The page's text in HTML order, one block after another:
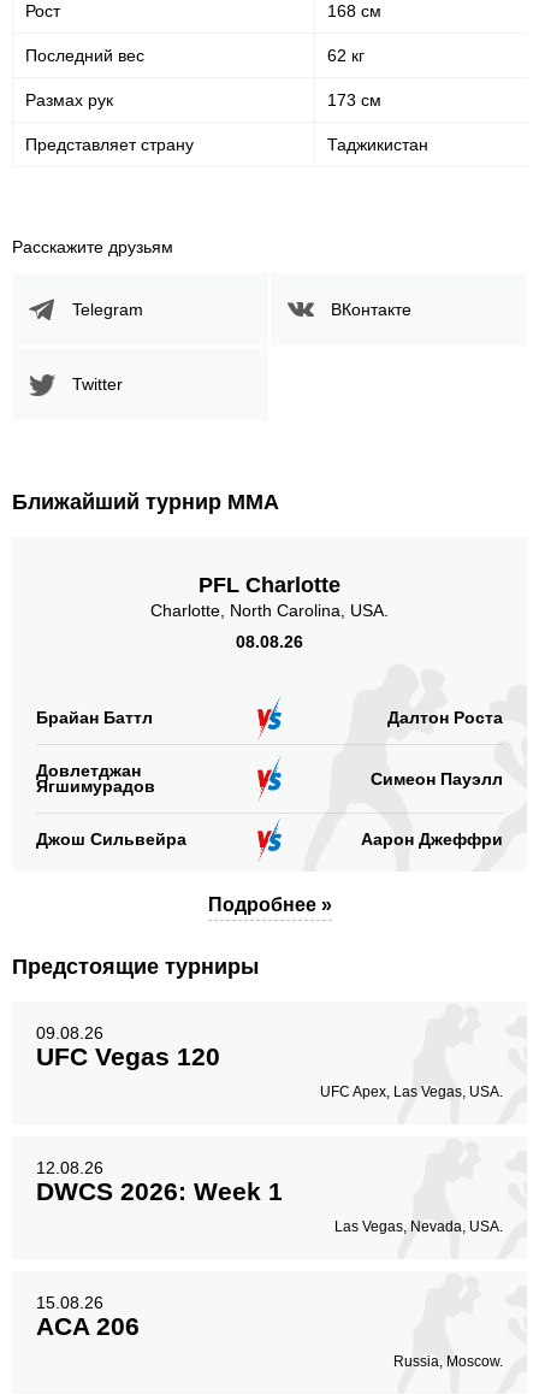
Рост 168 см
Последний вес 62 кг
Размах рук 173 см
Представляет страну Таджикистан
Расскажите друзьям
Telegram ВКонтакте
Twitter
Ближайший турнир ММА
PFL Charlotte
Charlotte, North Carolina, USA.
08.08.26
Брайан Баттл Далтон Роста
Довлетджан
Ягшимурадов
Симеон Пауэлл
Джош Сильвейра Аарон Джеффри
Подробнее »
Предстоящие турниры
09.08.26
UFC Vegas 120
UFC Apex, Las Vegas, USA.
12.08.26
DWCS 2026: Week 1
Las Vegas, Nevada, USA.
15.08.26
ACA 206
Russia, Moscow.